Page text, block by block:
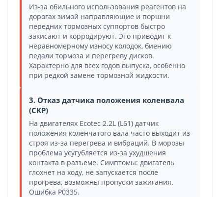
Из-за обильного использования реагентов на
дорогах зимой направляющие и поршни
передних тормозных суппортов быстро
закисают и корродируют. Это приводит к
неравномерному износу колодок, биению
педали тормоза и перегреву дисков.
Характерно для всех годов выпуска, особенно
при редкой замене тормозной жидкости.
3. Отказ датчика положения коленвала
(CKP)
На двигателях Ecotec 2.2L (L61) датчик
положения коленчатого вала часто выходит из
строя из-за перегрева и вибраций. В морозы
проблема усугубляется из-за ухудшения
контакта в разъеме. Симптомы: двигатель
глохнет на ходу, не запускается после
прогрева, возможны пропуски зажигания.
Ошибка P0335.